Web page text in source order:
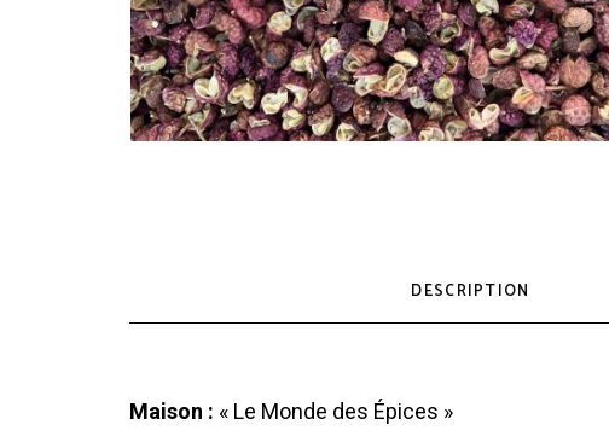
DESCRIPTION
Maison : « Le Monde des Épices »